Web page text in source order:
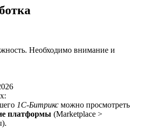
Необходимо внимание и
1С-Битрикс можно просмотреть
платформы (Marketplace >
).